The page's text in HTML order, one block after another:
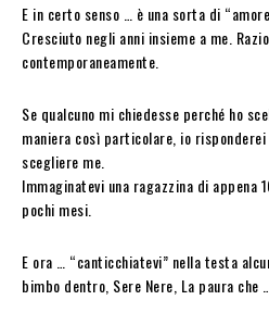
E in certo senso … è una sorta di
Cresciuto negli anni insieme a me.
contemporaneamente.
Se qualcuno mi chiedesse perché ho
maniera così particolare, io
scegliere me.
Immaginatevi una ragazzina di appena
pochi mesi.
E ora … “canticchiatevi” nella testa
bimbo dentro, Sere Nere, La paura che …